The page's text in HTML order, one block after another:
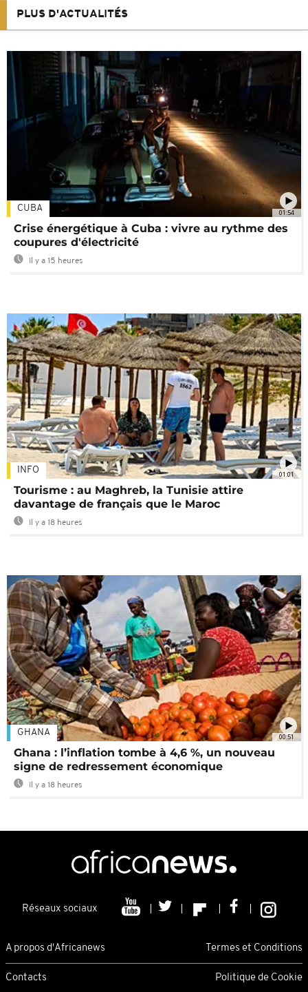
PLUS D'ACTUALITÉS
01:54
CUBA
Crise énergétique à Cuba : vivre au rythme des
coupures d'électricité
Il y a 15 heures
01:01
INFO
Tourisme : au Maghreb, la Tunisie attire
davantage de français que le Maroc
Il y a 18 heures
00:51
GHANA
Ghana : l’inflation tombe à 4,6 %, un nouveau
signe de redressement économique
Il y a 18 heures
Réseaux sociaux
A propos d'Africanews Termes et Conditions
Contacts Politique de Cookie